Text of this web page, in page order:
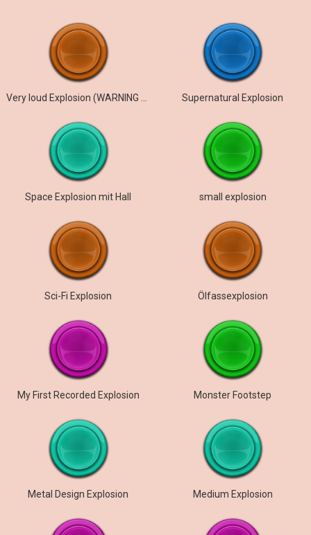
Supernatural Explosion
Space Explosion mit Hall small explosion
Sci-Fi Explosion Ölfassexplosion
My First Recorded Explosion Monster Footstep
Metal Design Explosion Medium Explosion